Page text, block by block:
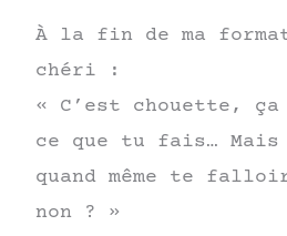
​​À la fin de ma
chéri :
« C’est chouette, ça
ce que tu fais…
quand même te
non ? »